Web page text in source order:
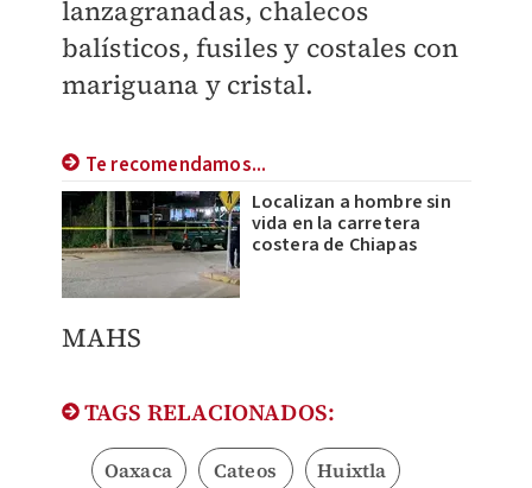
lanzagranadas, chalecos
balísticos, fusiles y costales con
mariguana y cristal.
Te recomendamos...
Localizan a hombre sin
vida en la carretera
costera de Chiapas
MAHS
TAGS RELACIONADOS:
Oaxaca Cateos Huixtla